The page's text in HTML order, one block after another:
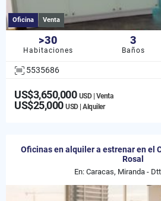
Oficina Venta
>30
Habitaciones
3
Baños
5535686
US$3,650,000 USD | Venta
US$25,000 USD | Alquiler
Oficinas en alquiler a estrenar en el
Rosal
En: Caracas, Miranda -